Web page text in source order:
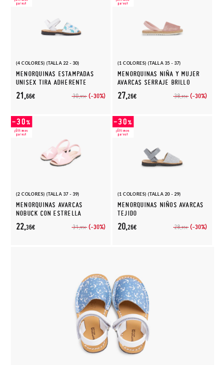
(4 COLORES) (TALLA 22 - 30)
MENORQUINAS ESTAMPADAS
UNISEX TIRA ADHERENTE
30,95€ (-30%)
21,66€
(1 COLORES) (TALLA 35 - 37)
MENORQUINAS NIÑA Y MUJER
AVARCAS SERRAJE BRILLO
38,95€ (-30%)
27,26€
(2 COLORES) (TALLA 37 - 39)
MENORQUINAS AVARCAS
NOBUCK CON ESTRELLA
31,95€ (-30%)
22,36€
(1 COLORES) (TALLA 20 - 29)
MENORQUINAS NIÑOS AVARCAS
TEJIDO
28,95€ (-30%)
20,26€